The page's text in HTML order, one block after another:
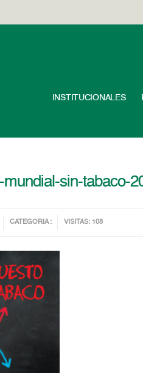
INSTITUCIONALES
mundial-sin-tabaco-
CATEGORIA : VISITAS: 108